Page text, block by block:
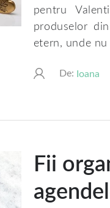
pentru
produselor
etern, unde
De: Ioana
Fii